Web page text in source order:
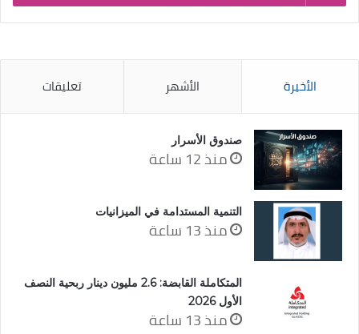
الأخيرة الأشهر تعليقات
صندوق الأسرار
منذ 12 ساعة
التنمية المستدامة في الميزانيات
منذ 13 ساعة
المتكاملة القابضة: 2.6 مليون دينار ربحية النصف
الأول 2026
منذ 13 ساعة